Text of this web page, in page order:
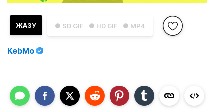
● SD GIF ● HD GIF ● MP4
ЖАЗУ
KebMo